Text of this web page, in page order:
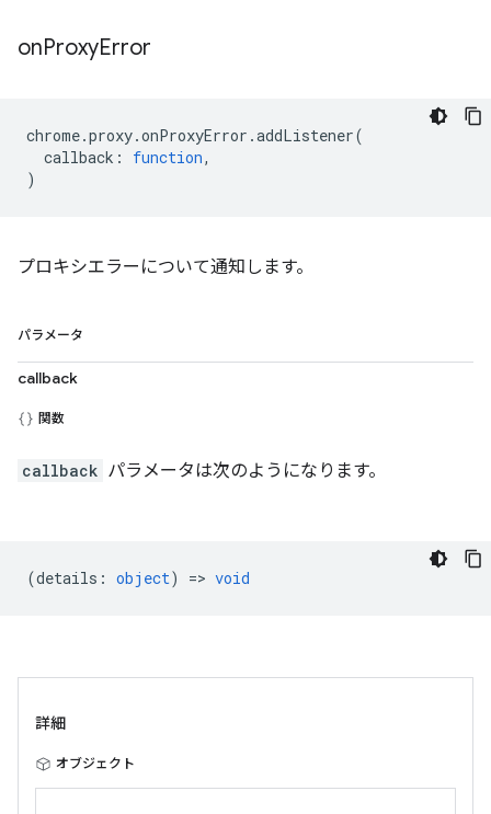
onProxyError
chrome.proxy.onProxyError .addListener(
callback : function,
)
プロキシエラーについて通知します。
パラメータ
callback
関数
callback パラメータは次のようになります。
(details : object) => void
詳細
オブジェクト